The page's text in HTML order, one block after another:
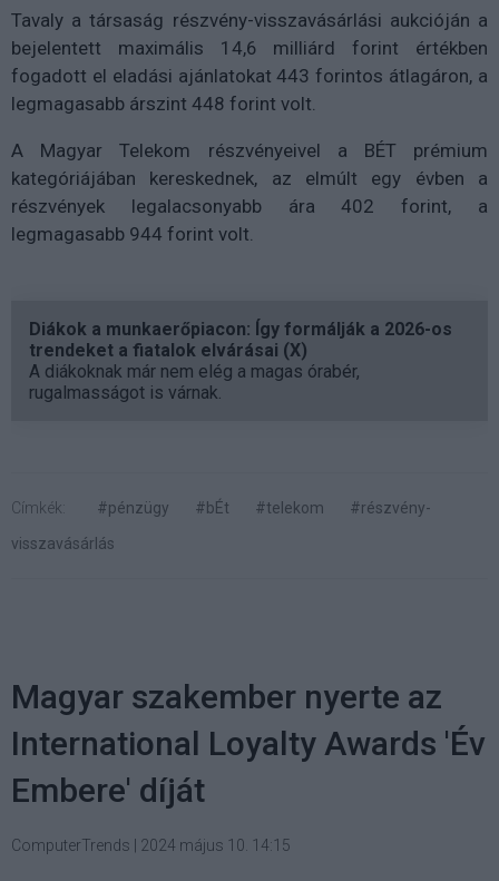
Tavaly a társaság részvény-visszavásárlási aukcióján a
bejelentett maximális 14,6 milliárd forint értékben
fogadott el eladási ajánlatokat 443 forintos átlagáron, a
legmagasabb árszint 448 forint volt.
A Magyar Telekom részvényeivel a BÉT prémium
kategóriájában kereskednek, az elmúlt egy évben a
részvények legalacsonyabb ára 402 forint, a
legmagasabb 944 forint volt.
Diákok a munkaerőpiacon: Így formálják a 2026-os
trendeket a fiatalok elvárásai (X)
A diákoknak már nem elég a magas órabér,
rugalmasságot is várnak.
Címkék: #pénzügy #bÉt #telekom
#részvény-
visszavásárlás
Magyar szakember nyerte az
International Loyalty Awards 'Év
Embere' díját
ComputerTrends 2024 május 10. 14:15